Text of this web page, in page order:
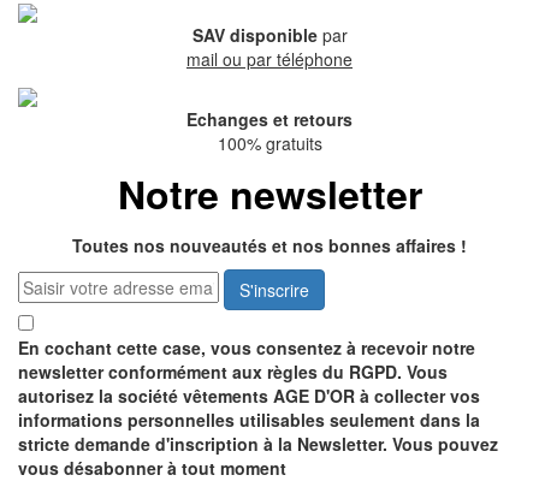
SAV disponiblepar
mail ou par téléphone
Echanges et retours
100% gratuits
Notre newsletter
Toutes nos nouveautés et nos bonnes affaires !
S'inscrire
En cochant cette case, vous consentez à recevoir notre
newsletter conformément aux règles du RGPD. Vous
autorisez la société vêtements AGE D'OR à collecter vos
informations personnelles utilisables seulement dans la
stricte demande d'inscription à la Newsletter. Vous pouvez
vous désabonner à tout moment